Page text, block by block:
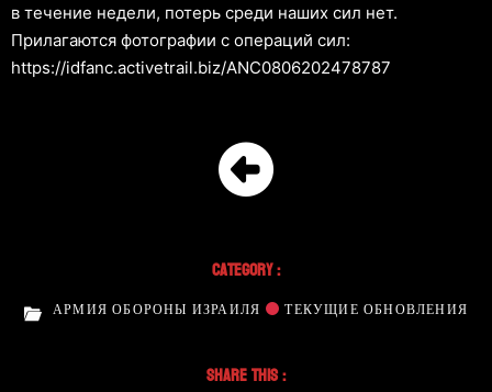
в течение недели, потерь среди наших сил нет.
Прилагаются фотографии с операций сил:
https://idfanc.activetrail.biz/ANC0806202478787
Category :
АРМИЯ ОБОРОНЫ ИЗРАИЛЯ ТЕКУЩИЕ ОБНОВЛЕНИЯ
Share This :